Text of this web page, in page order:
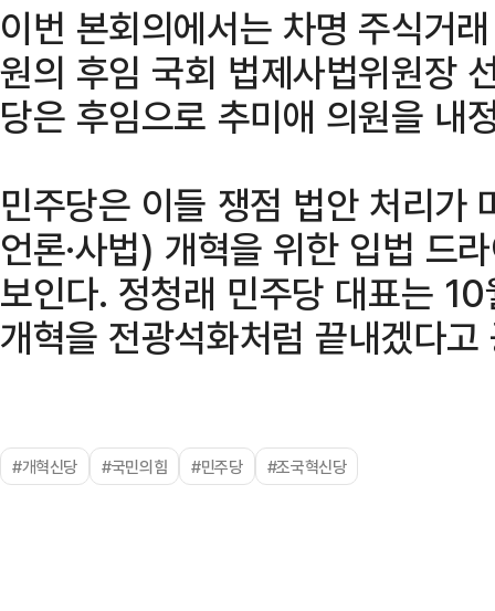
이번 본회의에서는 차명 주식거
원의 후임 국회 법제사법위원장
당은 후임으로 추미애 의원을 내
민주당은 이들 쟁점 법안 처리가
언론·사법) 개혁을 위한 입법 드
보인다. 정청래 민주당 대표는
개혁을 전광석화처럼 끝내겠다
#개혁신당 #국민의힘 #민주당 #조국혁신당